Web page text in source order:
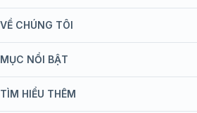
VỀ CHÚNG TÔI
Giới thiệu Tiêm Chủng FPT Long Châu
bán hàng
MỤC NỔI BẬT
Danh mục vắc xin
TÌM HIỂU THÊM